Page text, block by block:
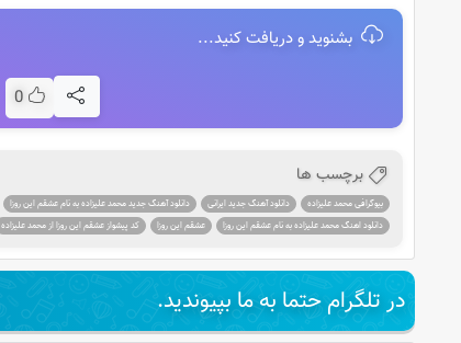
بشنوید و دریافت کنید...
0
برچسب ها
بیوگرافی محمد علیزاده دانلود آهنگ جدید ایرانی دانلود آهنگ جدید محمد علیزاده به نام عشقم این روزا
دانلود اهنگ محمد علیزاده به نام عشقم این روزا
عشقم این روزا کد پیشواز عشقم این روزا از محمد علیزاده
در تلگرام حتما به ما بپیوندید.